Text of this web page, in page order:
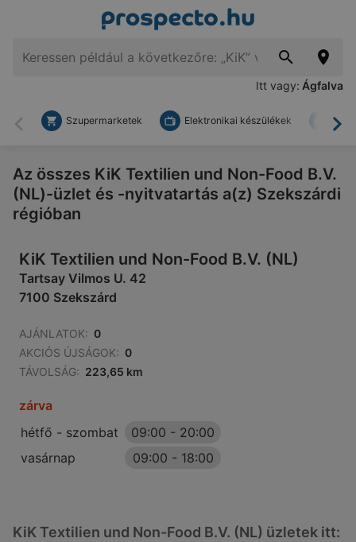
Itt vagy: Ágfalva
Vissza
Szupermarketek Elektronikai készülékek
Az összes KiK Textilien und Non-Food B.V.
(NL)-üzlet és -nyitvatartás a(z) Szekszárdi
régióban
KiK Textilien und Non-Food B.V. (NL)
Tartsay Vilmos U. 42
7100 Szekszárd
AJÁNLATOK: 0
AKCIÓS ÚJSÁGOK: 0
TÁVOLSÁG: 223,65 km
zárva
hétfő - szombat
09:00 - 20:00
vasárnap
09:00 - 18:00
KiK Textilien und Non-Food B.V. (NL) üzletek itt: